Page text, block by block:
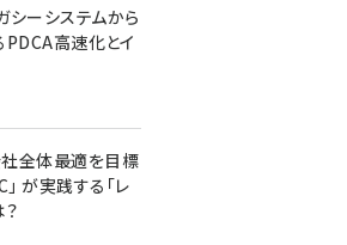
シーシステムから
PDCA高速化とイ
社全体最適を目標
が実践する「レ